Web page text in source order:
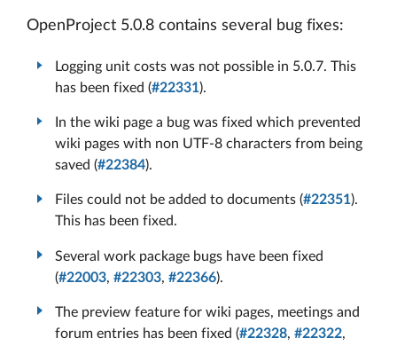
OpenProject 5.0.8 contains several bug fixes:
Logging unit costs was not possible in 5.0.7. This
has been fixed (#22331).
In the wiki page a bug was fixed which prevented
wiki pages with non UTF-8 characters from being
saved (#22384).
Files could not be added to documents (#22351).
This has been fixed.
Several work package bugs have been fixed
(#22003, #22303, #22366).
The preview feature for wiki pages, meetings and
forum entries has been fixed (#22328, #22322,